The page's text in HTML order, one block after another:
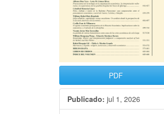
PDF
Publicado: jul 1, 2026